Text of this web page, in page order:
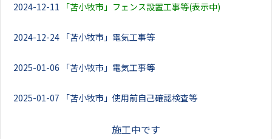
2024-12-11 「苫小牧市」フェンス設置工事等(表示中)
2024-12-24 「苫小牧市」電気工事等
2025-01-06 「苫小牧市」電気工事等
2025-01-07 「苫小牧市」使用前自己確認検査等
施工中です